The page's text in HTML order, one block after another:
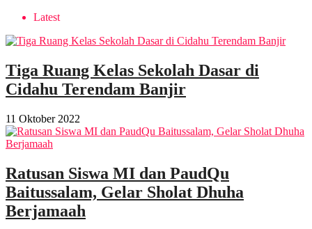
Latest
Tiga Ruang Kelas Sekolah Dasar di
Cidahu Terendam Banjir
11 Oktober 2022
Ratusan Siswa MI dan PaudQu
Baitussalam, Gelar Sholat Dhuha
Berjamaah